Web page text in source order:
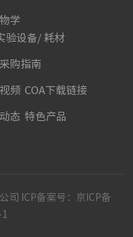
学
验设备/ 耗材
购指南
频 COA下载链接
态 特色产品
司 ICP备案号： 京ICP备